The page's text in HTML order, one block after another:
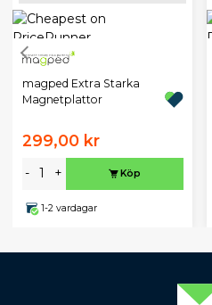
magped Extra Starka
Magnetplattor
299,00 kr
- + Köp
1-2 vardagar